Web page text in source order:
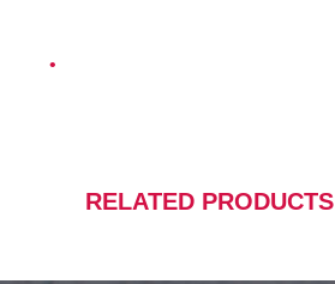
RELATED PRODUCTS